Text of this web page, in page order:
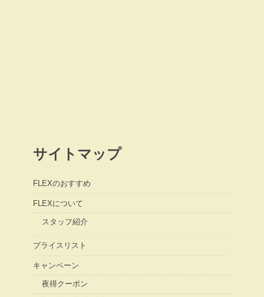
サイトマップ
FLEXのおすすめ
FLEXについて
スタッフ紹介
プライスリスト
キャンペーン
夜得クーポン